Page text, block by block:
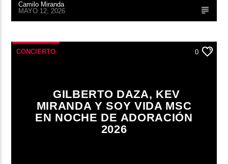
Camilo Miranda
MAYO 12, 2026
CONCIERTO 0
GILBERTO DAZA, KEV
MIRANDA Y SOY VIDA MSC
EN NOCHE DE ADORACIÓN
2026